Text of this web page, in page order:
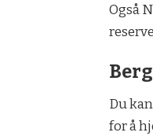
Også
Du
for å